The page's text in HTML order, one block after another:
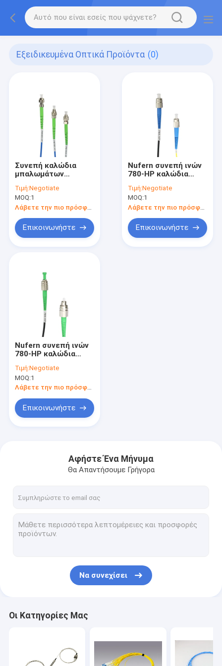
Εξειδικευμένα Οπτικά Προϊόντα (0)
Συνεπή καλώδια
μπαλωμάτων
πόλωση-διατήρησης
FC/APC τύπων ινών
pm780-HP Nufern
Τιμή:Negotiate
MOQ:1
Λάβετε την πιο πρόσφατη τιμή
Επικοινωνήστε
Nufern συνεπή ινών
780-HP καλώδια
οπτικών ινών
τρόπου FC/PC
τύπων ενιαία
Τιμή:Negotiate
MOQ:1
Επικοινωνήστε
Nufern συνεπή ινών
780-HP καλώδια
οπτικών ινών
τρόπου FC/APC
τύπων ενιαία
Τιμή:Negotiate
MOQ:1
Λάβετε την πιο πρόσφατη τιμή
Επικοινωνήστε
Αφήστε Ένα Μήνυμα
Θα Απαντήσουμε Γρήγορα
Να συνεχίσει
Οι Κατηγορίες Μας